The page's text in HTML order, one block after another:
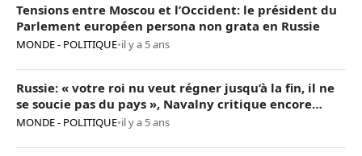
Tensions entre Moscou et l’Occident: le président du
Parlement européen persona non grata en Russie
MONDE - POLITIQUE•il y a 5 ans
Russie: « votre roi nu veut régner jusqu’à la fin, il ne
se soucie pas du pays », Navalny critique encore
Poutine
MONDE - POLITIQUE•il y a 5 ans